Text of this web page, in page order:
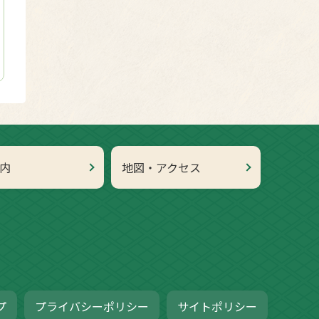
地図・アクセス
プライバシーポリシー サイトポリシー